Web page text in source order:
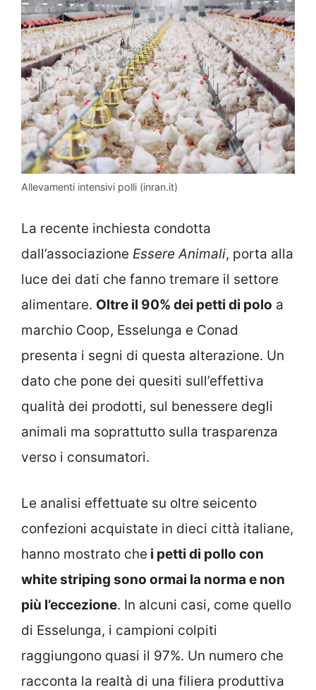
Allevamenti intensivi polli (inran.it)
La recente inchiesta condotta
dall’associazione Essere Animali, porta alla
luce dei dati che fanno tremare il settore
alimentare. Oltre il 90% dei petti di polo a
marchio Coop, Esselunga e Conad
presenta i segni di questa alterazione. Un
dato che pone dei quesiti sull’effettiva
qualità dei prodotti, sul benessere degli
animali ma soprattutto sulla trasparenza
verso i consumatori.
Le analisi effettuate su oltre seicento
confezioni acquistate in dieci città italiane,
hanno mostrato che i petti di pollo con
white striping sono ormai la norma e non
più l’eccezione. In alcuni casi, come quello
di Esselunga, i campioni colpiti
raggiungono quasi il 97%. Un numero che
racconta la realtà di una filiera produttiva